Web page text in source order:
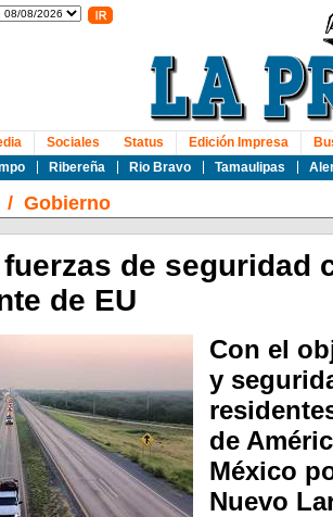
Ribereña Rio Bravo Tamaulipas
Sociales Status Edición Impresa
Gobierno
de seguridad
de EU
Con el
y
de
México
Nuevo